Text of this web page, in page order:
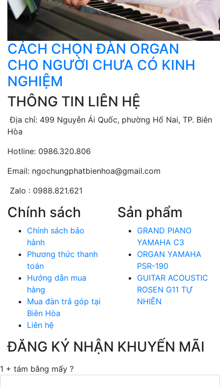
CÁCH CHỌN ĐÀN ORGAN
CHO NGƯỜI CHƯA CÓ KINH
NGHIỆM
THÔNG TIN LIÊN HỆ
Địa chỉ: 499 Nguyễn Ái Quốc, phường Hố Nai, TP. Biên
Hòa
Hotline: 0986.320.806
Email: ngochungphatbienhoa@gmail.com
Zalo : 0988.821.621
Chính sách
Chính sách bảo
hành
Phương thức thanh
toán
Hướng dẫn mua
hàng
Mua đàn trả góp tại
Biên Hòa
Liên hệ
Sản phẩm
GRAND PIANO
YAMAHA C3
ORGAN YAMAHA
PSR-190
GUITAR ACOUSTIC
ROSEN G11 TỰ
NHIÊN
ĐĂNG KÝ NHẬN KHUYẾN MÃI
1 + tám bằng mấy ?